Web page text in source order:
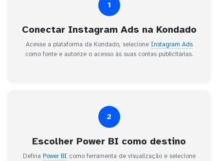
1
Conectar Instagram Ads na Kondado
Acesse a plataforma da Kondado, selecione Instagram Ads
como fonte e autorize o acesso às suas contas publicitárias.
2
Escolher Power BI como destino
Defina Power BI como ferramenta de visualização e selecione